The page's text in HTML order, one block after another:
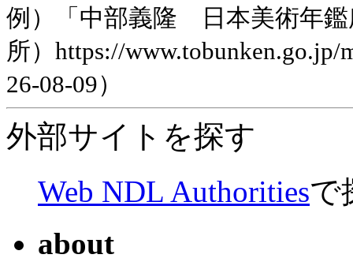
例）「中部義隆 日本美術年鑑
所）https://
26-08-09）
外部サイトを探す
Web NDL Authoritiesで
about